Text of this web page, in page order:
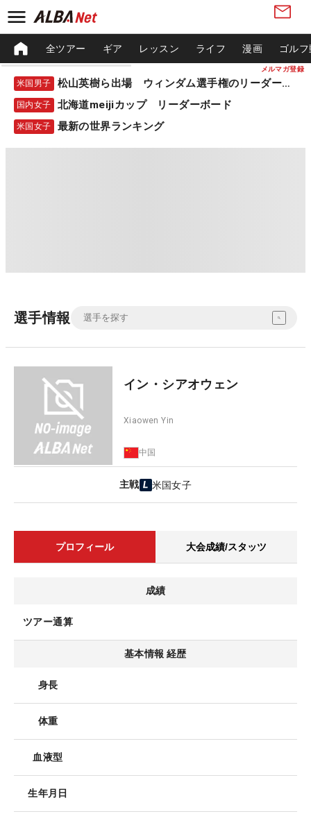
メルマガ登録
全ツアー ギア レッスン ライフ 漫画 ゴル
米国男子 松山英樹ら出場 ウィンダム選手権のリーダーボード
国内女子 北海道meijiカップ リーダーボード
米国女子 最新の世界ランキング
選手情報
イン・シアオウェン
Xiaowen Yin
中国
主戦 米国女子
プロフィール 大会成績/スタッツ
成績
ツアー通算
基本情報 経歴
身長
体重
血液型
生年月日